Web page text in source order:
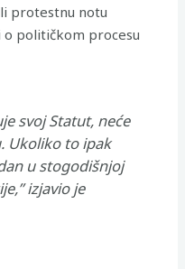
protestnu notu
političkom procesu
svoj Statut, neće
Ukoliko to ipak
u stogodišnjoj
izjavio je